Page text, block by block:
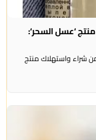
‘عسل السحر‘:
واستهلاك منتج